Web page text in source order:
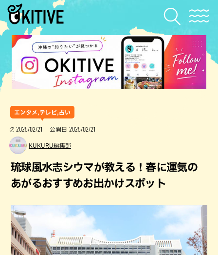
エンタメ,テレビ,占い
2025/02/21 公開日 2025/02/21
KUKURU編集部
琉球風水志シウマが教える！春に運気の
あがるおすすめお出かけスポット